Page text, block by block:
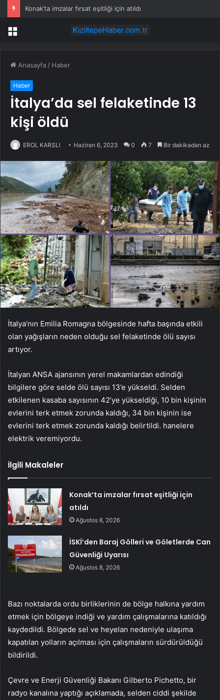
Konak’ta imzalar fırsat eşitliği için atıldı
Menü
Anasayfa / Haber
Haber
İtalya’da sel felaketinde 13
kişi öldü
EROL KARSLI Haziran 6, 2023 0 7 Bir dakikadan az
İtalya’nın Emilia Romagna bölgesinde hafta başında etkili
olan yağışların neden olduğu sel felaketinde ölü sayısı
artıyor.
İtalyan ANSA ajansının yerel makamlardan edindiği
bilgilere göre selde ölü sayısı 13’e yükseldi. Selden
etkilenen kasaba sayısının 42’ye yükseldiği, 10 bin kişinin
evlerini terk etmek zorunda kaldığı, 34 bin kişinin ise
evlerini terk etmek zorunda kaldığı belirtildi. hanelere
elektrik veremiyordu.
İlgili Makaleler
Konak’ta imzalar fırsat eşitliği için
atıldı
Ağustos 8, 2026
İSKİ’den Baraj Gölleri ve Göletlerde Can
Güvenliği Uyarısı
Ağustos 8, 2026
Bazı noktalarda ordu birliklerinin de bölge halkına yardım
etmek için bölgeye indiği ve yardım çalışmalarına katıldığı
kaydedildi. Bölgede sel ve heyelan nedeniyle ulaşıma
kapatılan yolların açılması için çalışmaların sürdürüldüğü
bildirildi.
Çevre ve Enerji Güvenliği Bakanı Gilberto Pichetto, bir
radyo kanalına yaptığı açıklamada, selden ciddi şekilde